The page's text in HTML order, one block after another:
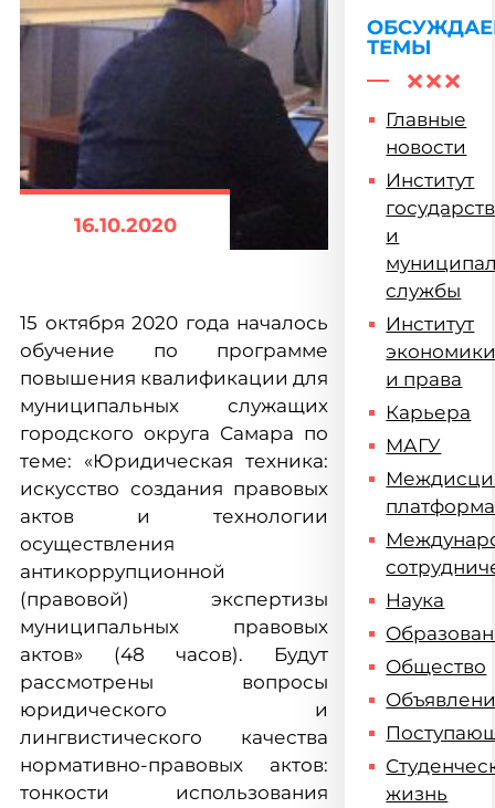
16.10.2020
15 октября 2020 года началось
обучение по программе
повышения квалификации для
муниципальных служащих
городского округа Самара по
теме: «Юридическая техника:
искусство создания правовых
актов и технологии
осуществления
антикоррупционной
(правовой) экспертизы
муниципальных правовых
актов» (48 часов). Будут
рассмотрены вопросы
юридического и
лингвистического качества
нормативно-правовых актов:
тонкости использования
ТЕМЫ
Главные
новости
Институт
и
службы
Институт
и права
Карьера
МАГУ
платформа
Наука
Общество
жизнь